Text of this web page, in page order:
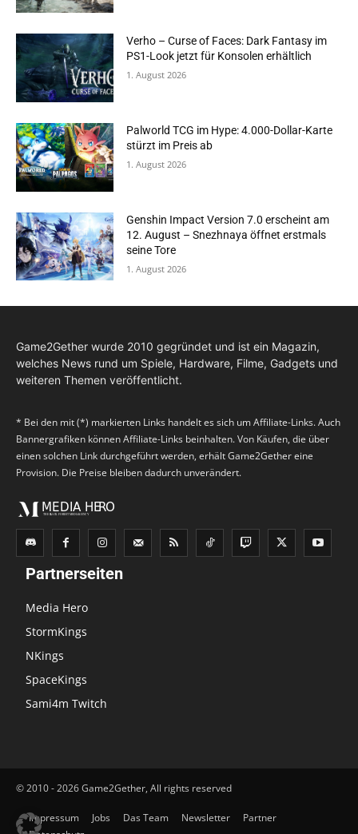
Verho – Curse of Faces: Dark Fantasy im
PS1-Look jetzt für Konsolen erhältlich
1. August 2026
Palworld TCG im Hype: 4.000-Dollar-Karte
stürzt im Preis ab
1. August 2026
Genshin Impact Version 7.0 erscheint am
12. August – Snezhnaya öffnet erstmals
seine Tore
1. August 2026
Game2Gether wurde 2010 gegründet und ist ein Magazin,
welches News rund um Spiele, Hardware, Filme, Gadgets und
weiteren Themen veröffentlicht.
* Bei den mit (*) markierten Links handelt es sich um Affiliate-Links. Auch
Bannergrafiken können Affiliate-Links beinhalten. Von Käufen, die über
einen solchen Link durchgeführt werden, erhält Game2Gether eine
Provision. Die Preise bleiben dadurch unverändert.
Partnerseiten
Media Hero
StormKings
NKings
SpaceKings
Sami4m Twitch
© 2010 - 2026 Game2Gether, All rights reserved
Impressum Jobs Das Team Newsletter
Partner